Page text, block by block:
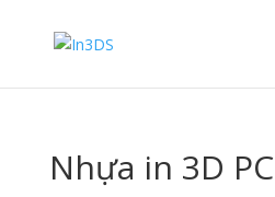
Nhựa in 3D